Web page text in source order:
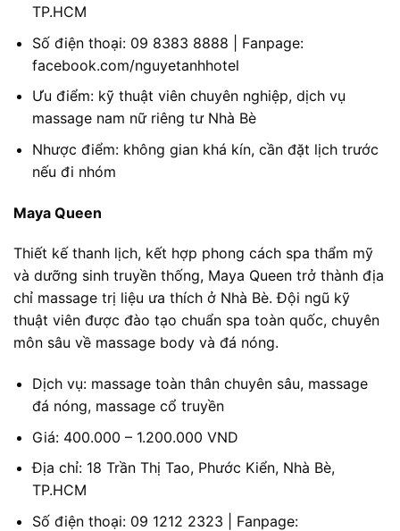
TP.HCM
Số điện thoại: 09 8383 8888 | Fanpage:
facebook.com/nguyetanhhotel
Ưu điểm: kỹ thuật viên chuyên nghiệp, dịch vụ
massage nam nữ riêng tư Nhà Bè
Nhược điểm: không gian khá kín, cần đặt lịch trước
nếu đi nhóm
Maya Queen
Thiết kế thanh lịch, kết hợp phong cách spa thẩm mỹ
và dưỡng sinh truyền thống, Maya Queen trở thành địa
chỉ massage trị liệu ưa thích ở Nhà Bè. Đội ngũ kỹ
thuật viên được đào tạo chuẩn spa toàn quốc, chuyên
môn sâu về massage body và đá nóng.
Dịch vụ: massage toàn thân chuyên sâu, massage
đá nóng, massage cổ truyền
Giá: 400.000 – 1.200.000 VND
Địa chỉ: 18 Trần Thị Tao, Phước Kiển, Nhà Bè,
TP.HCM
Số điện thoại: 09 1212 2323 | Fanpage: